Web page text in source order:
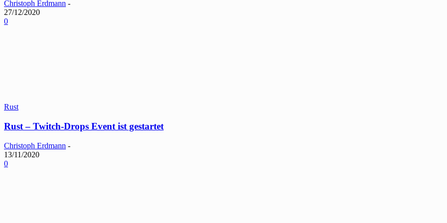
Christoph Erdmann -
27/12/2020
0
Rust
Rust – Twitch-Drops Event ist gestartet
Christoph Erdmann -
13/11/2020
0